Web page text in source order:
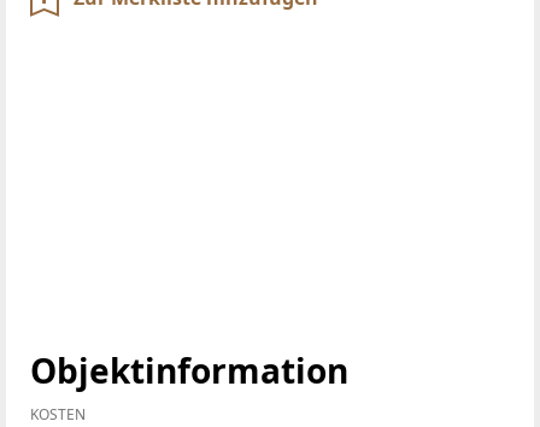
Objektinformation
KOSTEN